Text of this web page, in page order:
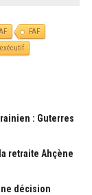
FAF
exécutif
: Guterres
retraite Ahçène
décision